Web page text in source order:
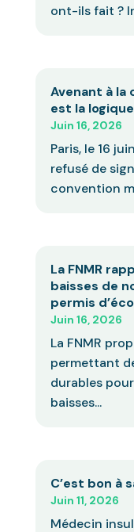
ont-ils fait ?
Avenant à la
est la
Juin 16, 2026
Paris, le 16
refusé de
convention
La FNMR
baisses de
permis
Juin 16, 2026
La FNMR
permettant
durables
baisses...
C’est bon à
Juin 11, 2026
Médecin